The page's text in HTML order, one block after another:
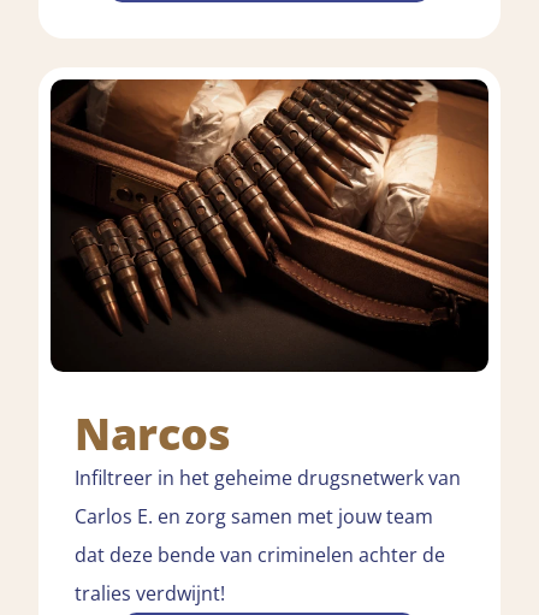
Narcos
Infiltreer in het geheime drugsnetwerk van
Carlos E. en zorg samen met jouw team
dat deze bende van criminelen achter de
tralies verdwijnt!